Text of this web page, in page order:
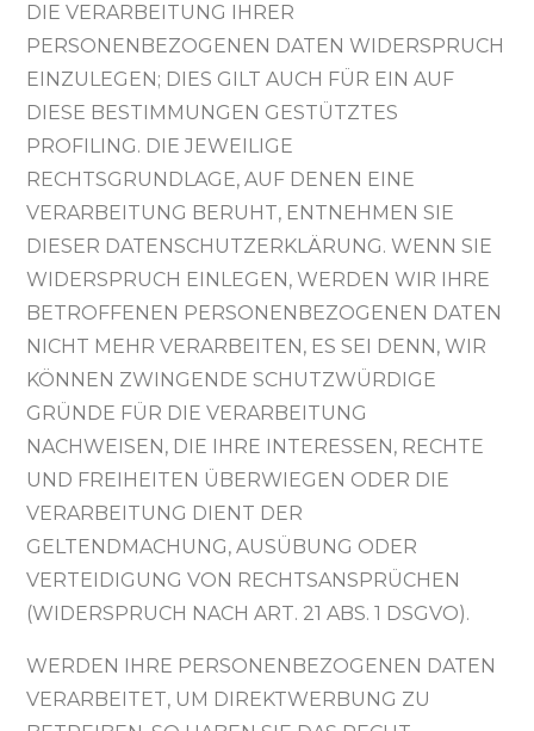
DIE VERARBEITUNG IHRER
PERSONENBEZOGENEN DATEN WIDERSPRUCH
EINZULEGEN; DIES GILT AUCH FÜR EIN AUF
DIESE BESTIMMUNGEN GESTÜTZTES
PROFILING. DIE JEWEILIGE
RECHTSGRUNDLAGE, AUF DENEN EINE
VERARBEITUNG BERUHT, ENTNEHMEN SIE
DIESER DATENSCHUTZERKLÄRUNG. WENN SIE
WIDERSPRUCH EINLEGEN, WERDEN WIR IHRE
BETROFFENEN PERSONENBEZOGENEN DATEN
NICHT MEHR VERARBEITEN, ES SEI DENN, WIR
KÖNNEN ZWINGENDE SCHUTZWÜRDIGE
GRÜNDE FÜR DIE VERARBEITUNG
NACHWEISEN, DIE IHRE INTERESSEN, RECHTE
UND FREIHEITEN ÜBERWIEGEN ODER DIE
VERARBEITUNG DIENT DER
GELTENDMACHUNG, AUSÜBUNG ODER
VERTEIDIGUNG VON RECHTSANSPRÜCHEN
(WIDERSPRUCH NACH ART. 21 ABS. 1 DSGVO).
WERDEN IHRE PERSONENBEZOGENEN DATEN
VERARBEITET, UM DIREKTWERBUNG ZU